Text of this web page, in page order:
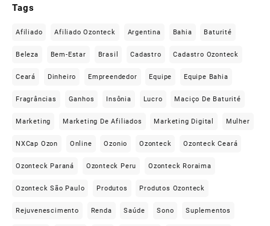
Tags
Afiliado Afiliado Ozonteck Argentina Bahia Baturité
Beleza Bem-Estar Brasil Cadastro Cadastro Ozonteck
Ceará Dinheiro Empreendedor Equipe Equipe Bahia
Fragrâncias Ganhos Insônia Lucro Maciço De Baturité
Marketing Marketing De Afiliados Marketing Digital Mulher
NXCap Ozon Online Ozonio Ozonteck Ozonteck Ceará
Ozonteck Paraná Ozonteck Peru Ozonteck Roraima
Ozonteck São Paulo Produtos Produtos Ozonteck
Rejuvenescimento Renda Saúde Sono Suplementos